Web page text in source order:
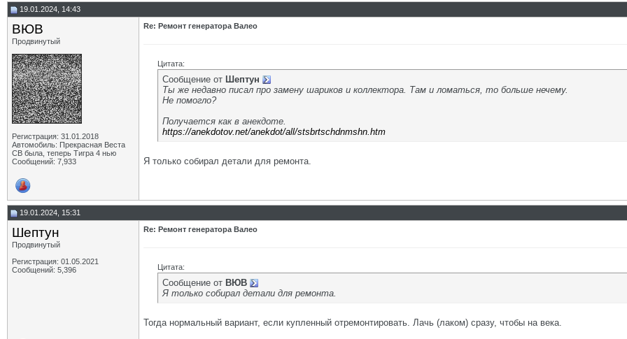
19.01.2024, 14:43
ВЮВ
Продвинутый
Регистрация: 31.01.2018
Автомобиль: Прекрасная Веста
СВ была, теперь Тигра 4 нью
Сообщений: 7,933
Re: Ремонт генератора Валео
Цитата:
Сообщение от Шептун
Ты же недавно писал про замену шариков и коллектора. Там и ломаться, то больше нечему.
Не помогло?
Получается как в анекдоте.
https://anekdotov.net/anekdot/all/stsbrtschdnmshn.htm
Я только собирал детали для ремонта.
19.01.2024, 15:31
Шептун
Продвинутый
Регистрация: 01.05.2021
Сообщений: 5,396
Re: Ремонт генератора Валео
Цитата:
Сообщение от ВЮВ
Я только собирал детали для ремонта.
Тогда нормальный вариант, если купленный отремонтировать. Лачь (лаком) сразу, чтобы на века.